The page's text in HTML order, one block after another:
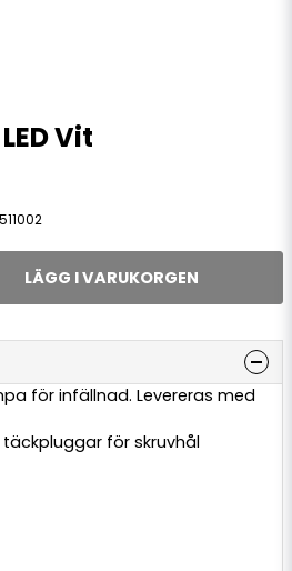
Vit
LÄGG I VARUKORGEN
för infällnad. Levereras med
för skruvhål